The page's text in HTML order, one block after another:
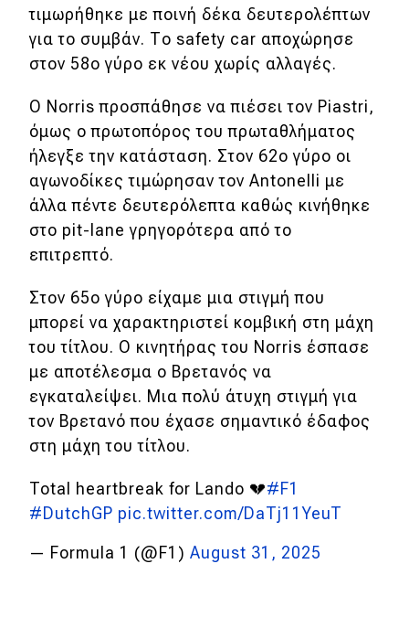
τιμωρήθηκε με ποινή δέκα δευτερολέπτων
για το συμβάν. Το safety car αποχώρησε
στον 58ο γύρο εκ νέου χωρίς αλλαγές.
O Norris προσπάθησε να πιέσει τον Piastri,
όμως ο πρωτοπόρος του πρωταθλήματος
ήλεγξε την κατάσταση. Στον 62ο γύρο οι
αγωνοδίκες τιμώρησαν τον Antonelli με
άλλα πέντε δευτερόλεπτα καθώς κινήθηκε
στο pit-lane γρηγορότερα από το
επιτρεπτό.
Στον 65ο γύρο είχαμε μια στιγμή που
μπορεί να χαρακτηριστεί κομβική στη μάχη
του τίτλου. Ο κινητήρας του Norris έσπασε
με αποτέλεσμα ο Βρετανός να
εγκαταλείψει. Μια πολύ άτυχη στιγμή για
τον Βρετανό που έχασε σημαντικό έδαφος
στη μάχη του τίτλου.
Total heartbreak for Lando 💔#F1
#DutchGP pic.twitter.com/DaTj11YeuT
— Formula 1 (@F1) August 31, 2025